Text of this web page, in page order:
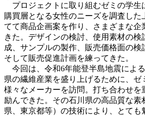
プロジェクトに取り組むゼミの学生
購買層となる女性のニーズを調査した
てて商品企画案を作り、さまざまな企
きた。デザインの検討、使用素材の検
成、サンプルの製作、販売価格面の検
そして販売促進計画を練ってきた。
今回は、令和6年能登半島地震による
県の繊維産業を盛り上げるために、ゼ
様々なメーカーを訪問。打ち合わせを
励んできた。その石川県の高品質な素
県、東京都等）の技術により、とても